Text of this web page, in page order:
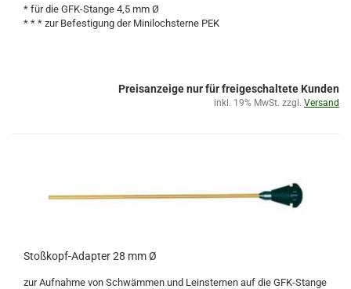
* für die GFK-Stange 4,5 mm Ø
* * * zur Befestigung der Minilochsterne PEK
Preisanzeige nur für freigeschaltete Kunden
inkl. 19% MwSt. zzgl. Versand
Stoßkopf-Adapter 28 mm Ø
zur Aufnahme von Schwämmen und Leinsternen auf die GFK-Stange